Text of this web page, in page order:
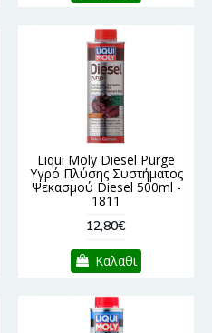
Liqui Moly Diesel Purge
Υγρό Πλύσης Συστήματος
Ψεκασμού Diesel 500ml -
1811
12,80€
Καλαθι